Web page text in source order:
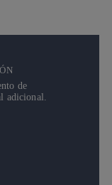
de
adicional.